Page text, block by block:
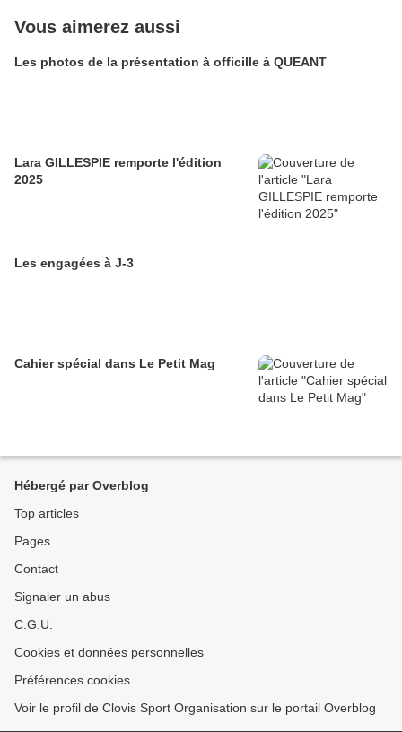
Vous aimerez aussi
Les photos de la présentation à officille à QUEANT
Lara GILLESPIE remporte l'édition
2025
Les engagées à J-3
Cahier spécial dans Le Petit Mag
Hébergé par Overblog
Top articles
Pages
Contact
Signaler un abus
C.G.U.
Cookies et données personnelles
Préférences cookies
Voir le profil de Clovis Sport Organisation sur le portail Overblog